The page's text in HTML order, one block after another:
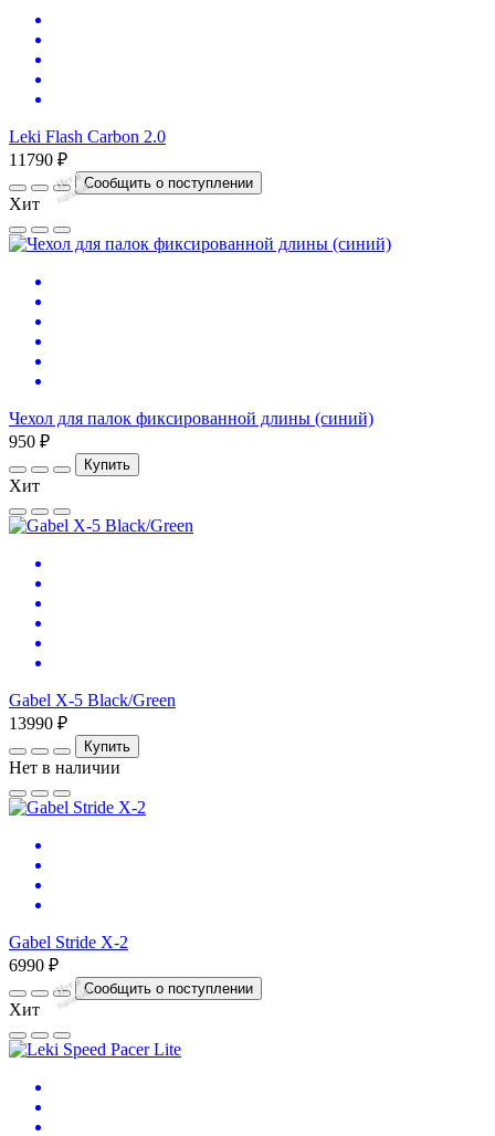
Leki Flash Carbon 2.0
Нет
в
на
л
и
ч
и
и
11790 ₽
Сообщить о поступлении
Хит
Чехол для палок фиксированной длины (синий)
950 ₽
Купить
Хит
Gabel X-5 Black/Green
13990 ₽
Купить
Нет в наличии
Gabel Stride X-2
Нет
в
на
л
и
ч
и
и
6990 ₽
Сообщить о поступлении
Хит